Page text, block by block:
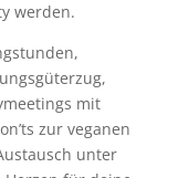
werden.
mit
zur veganen
unter